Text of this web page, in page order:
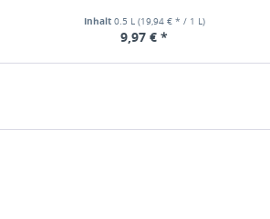
Inhalt 0.5 L (19,94 € * / 1 L)
9,97 € *